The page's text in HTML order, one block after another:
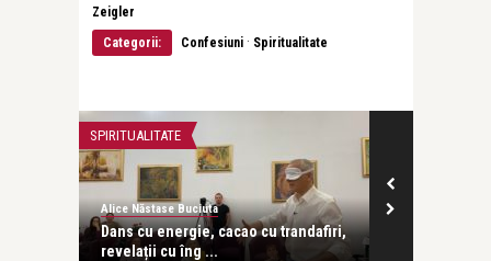
Zeigler
Categorii:
Confesiuni · Spiritualitate
CONFESIUNI
Alice Năstase Buciuta
Spiritualitate, maternitate, eternitate.
Ziua a patra a ...